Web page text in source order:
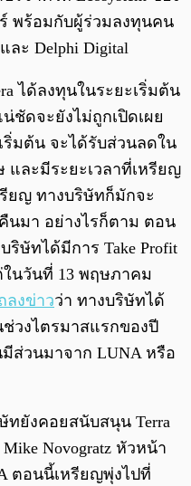
ร์ พร้อมกับผู้ร่วมลงทุนคน
ละ Delphi Digital
ได้ลงทุนในระยะเริ่มต้น
ชัดจะยังไม่ถูกเปิดเผย
มต้น จะได้รับส่วนลดใน
และมีระยะเวลาที่เหรียญ
ยญ ทางบริษัทก็มักจะ
นมา อย่างไรก็ตาม ตอน
ริษัทได้มีการ Take Profit
นวันที่ 13 พฤษภาคม
ลงข่าวว่า ทางบริษัทได้
วงไตรมาสแรกของปี
ส่วนมาจาก LUNA หรือ
ทยังคอยสนับสนุน Terra
Novogratz หัวหน้า
ตอนนี้เหรียญพุ่งไปที่